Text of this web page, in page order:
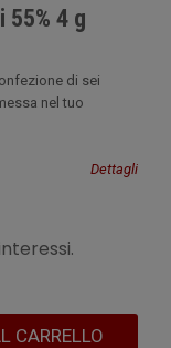
4 g
di sei
nel tuo
Dettagli
CARRELLO